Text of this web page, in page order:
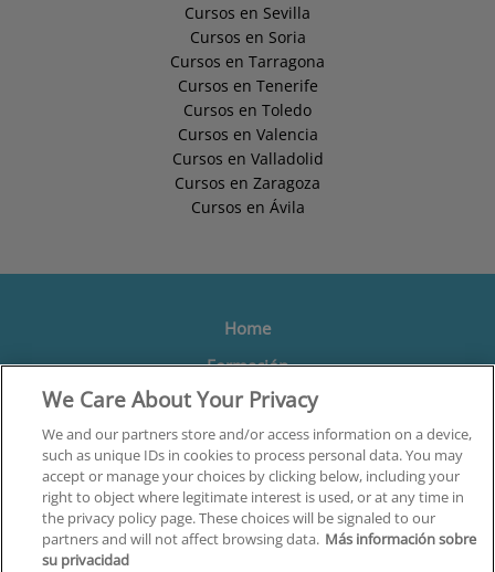
Cursos en Sevilla
Cursos en Soria
Cursos en Tarragona
Cursos en Tenerife
Cursos en Toledo
Cursos en Valencia
Cursos en Valladolid
Cursos en Zaragoza
Cursos en Ávila
Home
Formación
Centros
Orientación
Quiénes somos
Contacta
Aviso Legal
We Care About Your Privacy
We and our partners store and/or access information on a device,
such as unique IDs in cookies to process personal data. You may
accept or manage your choices by clicking below, including your
right to object where legitimate interest is used, or at any time in
the privacy policy page. These choices will be signaled to our
partners and will not affect browsing data. Más información sobre
su privacidad
We and our partners process data to provide: